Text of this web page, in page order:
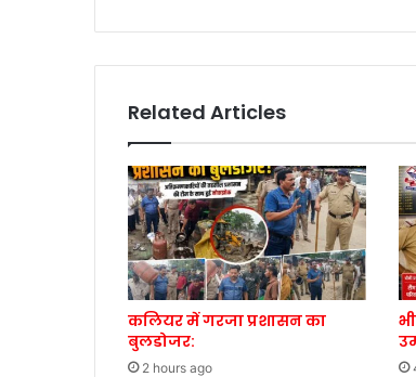
Related Articles
कलियर में गरजा प्रशासन का
बुलडोजर:
2 hours ago